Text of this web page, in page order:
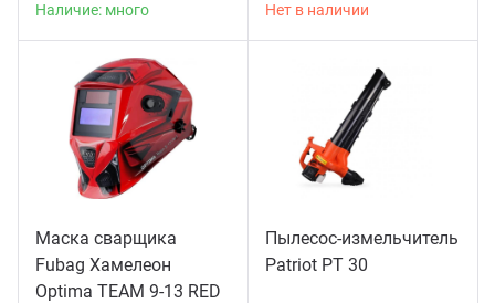
Наличие: много Нет в наличии
Маска сварщика
Fubag Хамелеон
Optima TEAM 9-13 RED
Пылесос-измельчитель
Patriot PT 30